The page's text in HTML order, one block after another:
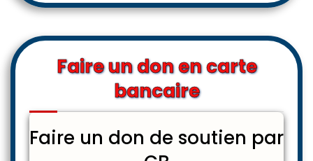
Faire un don en carte
bancaire
Faire un don de soutien par